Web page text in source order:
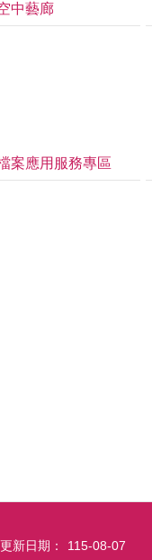
中藝廊
案應用服務專區
更新日期： 115-08-07